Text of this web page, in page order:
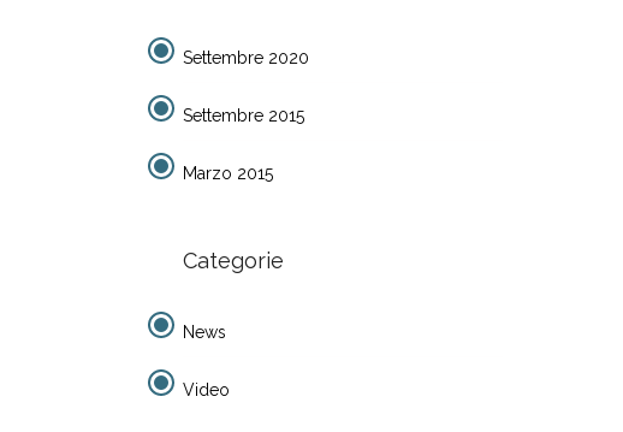
Settembre 2020
Settembre 2015
Marzo 2015
Categorie
News
Video